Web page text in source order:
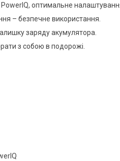
оптимальне
– безпечне використання.
заряду акумулятора.
з собою в подорожі.